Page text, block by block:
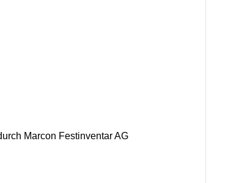
Marcon Festinventar AG